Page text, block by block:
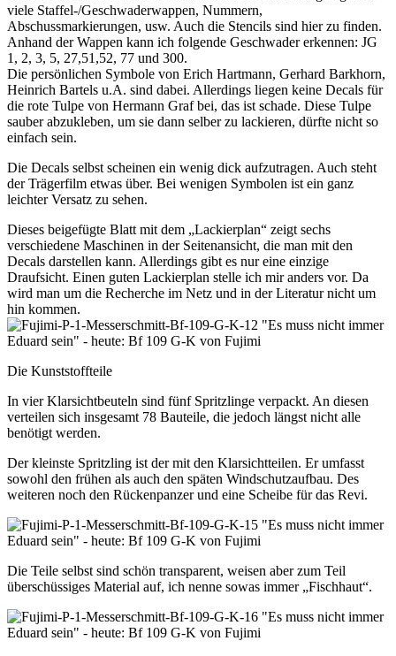
viele Staffel-/Geschwaderwappen, Nummern,
Abschussmarkierungen, usw. Auch die Stencils sind hier zu finden.
Anhand der Wappen kann ich folgende Geschwader erkennen: JG
1, 2, 3, 5, 27,51,52, 77 und 300.
Die persönlichen Symbole von Erich Hartmann, Gerhard Barkhorn,
Heinrich Bartels u.A. sind dabei. Allerdings liegen keine Decals für
die rote Tulpe von Hermann Graf bei, das ist schade. Diese Tulpe
sauber abzukleben, um sie dann selber zu lackieren, dürfte nicht so
einfach sein.
Die Decals selbst scheinen ein wenig dick aufzutragen. Auch steht
der Trägerfilm etwas über. Bei wenigen Symbolen ist ein ganz
leichter Versatz zu sehen.
Dieses beigefügte Blatt mit dem „Lackierplan“ zeigt sechs
verschiedene Maschinen in der Seitenansicht, die man mit den
Decals darstellen kann. Allerdings gibt es nur eine einzige
Draufsicht. Einen guten Lackierplan stelle ich mir anders vor. Da
wird man um die Recherche im Netz und in der Literatur nicht um
hin kommen.
Die Kunststoffteile
In vier Klarsichtbeuteln sind fünf Spritzlinge verpackt. An diesen
verteilen sich insgesamt 78 Bauteile, die jedoch längst nicht alle
benötigt werden.
Der kleinste Spritzling ist der mit den Klarsichtteilen. Er umfasst
sowohl den frühen als auch den späten Windschutzaufbau. Des
weiteren noch den Rückenpanzer und eine Scheibe für das Revi.
Die Teile selbst sind schön transparent, weisen aber zum Teil
überschüssiges Material auf, ich nenne sowas immer „Fischhaut“.